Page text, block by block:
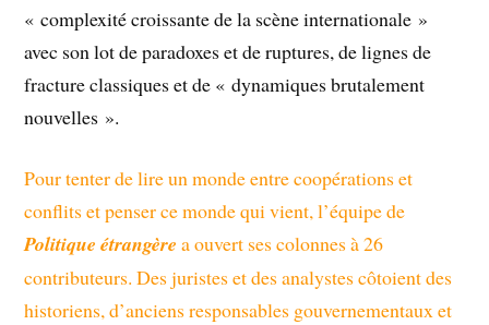
« complexité croissante de la scène internationale »
avec son lot de paradoxes et de ruptures, de lignes de
fracture classiques et de « dynamiques brutalement
nouvelles ».
Pour tenter de lire un monde entre coopérations et
conflits et penser ce monde qui vient, l’équipe de
Politique étrangère a ouvert ses colonnes à 26
contributeurs. Des juristes et des analystes côtoient des
historiens, d’anciens responsables gouvernementaux et